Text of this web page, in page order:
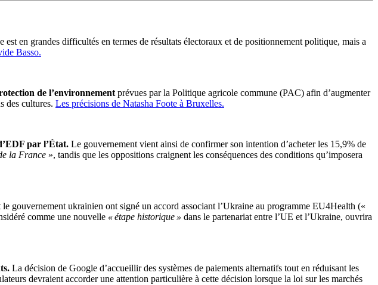
est en grandes difficultés en termes de résultats électoraux et de positionnement politique, mais a
Basso.
de l’environnement prévues par la Politique agricole commune (PAC) afin d’augmenter
des cultures. Les précisions de Natasha Foote à Bruxelles.
par l’État. Le gouvernement vient ainsi de confirmer son intention d’acheter les 15,9% de
la France », tandis que les oppositions craignent les conséquences des conditions qu’imposera
gouvernement ukrainien ont signé un accord associant l’Ukraine au programme EU4Health («
comme une nouvelle « étape historique » dans le partenariat entre l’UE et l’Ukraine, ouvrira
La décision de Google d’accueillir des systèmes de paiements alternatifs tout en réduisant les
devraient accorder une attention particulière à cette décision lorsque la loi sur les marchés